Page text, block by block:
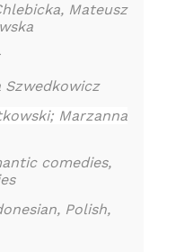
Mateusz
Szwedkowicz
Marzanna
comedies,
Polish,